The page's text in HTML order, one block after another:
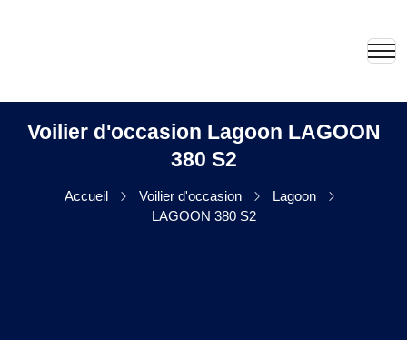
Voilier d'occasion Lagoon LAGOON
380 S2
Accueil Voilier d'occasion
Lagoon
LAGOON 380 S2